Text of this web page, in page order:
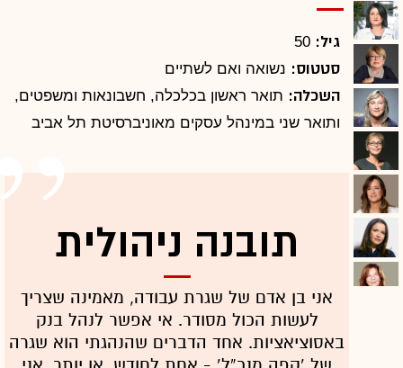
גיל:
סטטוס: נשואה ואם לשתיים
השכלה: תואר ראשון בכלכלה, חשבונאות ומשפטים,
ותואר שני במינהל עסקים מאוניברסיטת תל אביב
תובנה ניהולית
אני בן אדם של שגרת עבודה, מאמינה שצריך
לעשות הכול מסודר. אי אפשר לנהל בנק
באסוציאציות. אחד הדברים שהנהגתי הוא שגרה